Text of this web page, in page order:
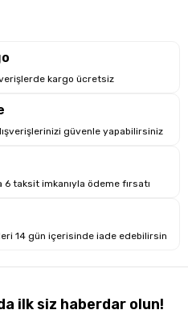
kargo ücretsiz
güvenle yapabilirsiniz
6 taksit imkanıyla ödeme fırsatı
14 gün içerisinde iade edebilirsin
ilk siz haberdar olun!